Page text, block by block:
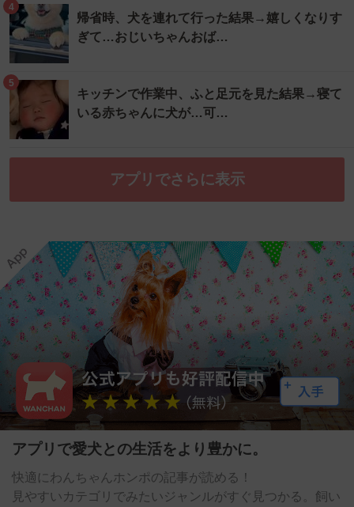
4
帰省時、犬を連れて行った結果→嬉しくなりす
ぎて…おじいちゃんおば…
5
キッチンで作業中、ふと足元を見た結果→寝て
いる赤ちゃんに犬が…可…
アプリでさらに表示
アプリで愛犬との生活をより豊かに。
快適にわんちゃんホンポの記事が読める！
見やすいカテゴリでみたいジャンルがすぐ見つかる。飼い